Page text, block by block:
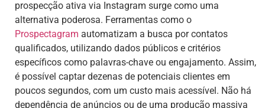
prospecção ativa via Instagram surge como uma
alternativa poderosa. Ferramentas como o
Prospectagram automatizam a busca por contatos
qualificados, utilizando dados públicos e critérios
específicos como palavras-chave ou engajamento. Assim,
é possível captar dezenas de potenciais clientes em
poucos segundos, com um custo mais acessível. Não há
dependência de anúncios ou de uma produção massiva